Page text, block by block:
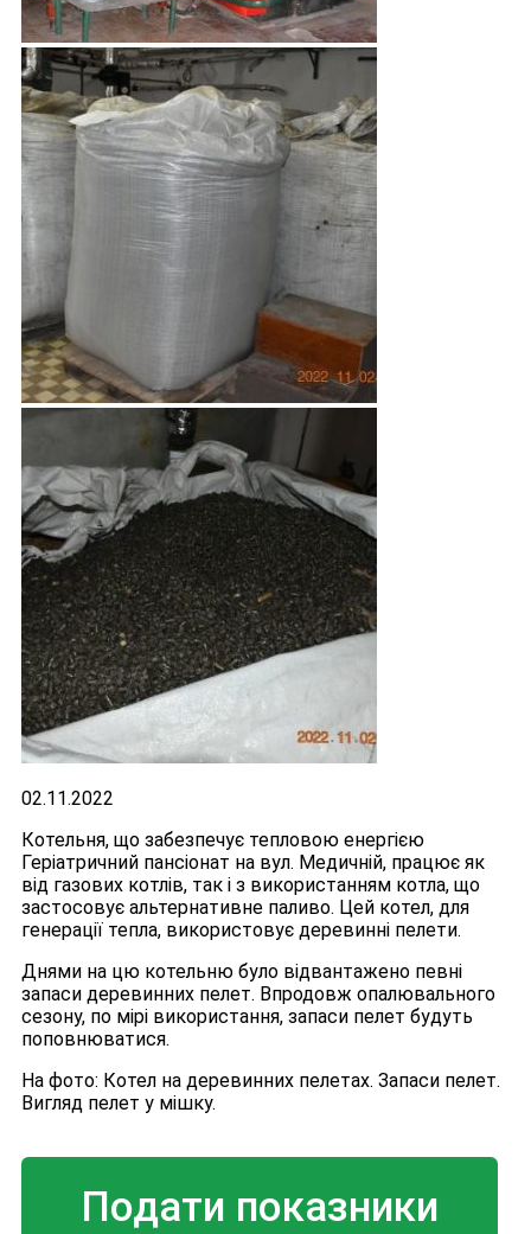
02.11.2022
Котельня, що забезпечує тепловою енергією
Геріатричний пансіонат на вул. Медичній, працює як
від газових котлів, так і з використанням котла, що
застосовує альтернативне паливо. Цей котел, для
генерації тепла, використовує деревинні пелети.
Днями на цю котельню було відвантажено певні
запаси деревинних пелет. Впродовж опалювального
сезону, по мірі використання, запаси пелет будуть
поповнюватися.
На фото: Котел на деревинних пелетах. Запаси пелет.
Вигляд пелет у мішку.
Подати показники